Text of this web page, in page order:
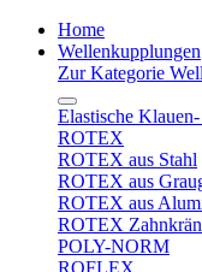
Home
Wellenkupplungen
Zur Kategorie
Elastische
ROTEX
ROTEX aus Stahl
ROTEX aus
ROTEX aus
ROTEX
POLY-NORM
ROFLEX